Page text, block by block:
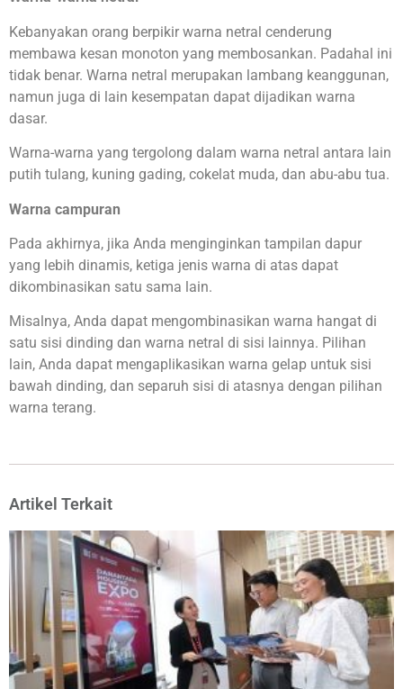
Kebanyakan orang berpikir warna netral cenderung
membawa kesan monoton yang membosankan. Padahal ini
tidak benar. Warna netral merupakan lambang keanggunan,
namun juga di lain kesempatan dapat dijadikan warna
dasar.
Warna-warna yang tergolong dalam warna netral antara lain
putih tulang, kuning gading, cokelat muda, dan abu-abu tua.
Warna campuran
Pada akhirnya, jika Anda menginginkan tampilan dapur
yang lebih dinamis, ketiga jenis warna di atas dapat
dikombinasikan satu sama lain.
Misalnya, Anda dapat mengombinasikan warna hangat di
satu sisi dinding dan warna netral di sisi lainnya. Pilihan
lain, Anda dapat mengaplikasikan warna gelap untuk sisi
bawah dinding, dan separuh sisi di atasnya dengan pilihan
warna terang.
Artikel Terkait